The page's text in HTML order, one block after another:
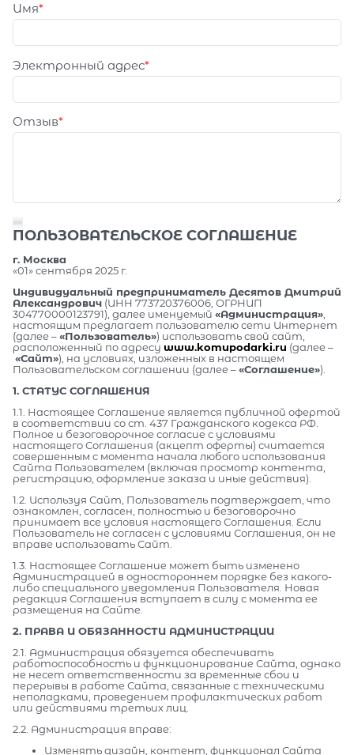
Имя
Электронный адрес
Отзыв
ПОЛЬЗОВАТЕЛЬСКОЕ СОГЛАШЕНИЕ
г. Москва
«01» сентября 2025 г.
Индивидуальный предприниматель Десятов Дмитрий
Александрович (ИНН 773720376006, ОГРНИП
304770000123791), далее именуемый «Администрация»,
настоящим предлагает пользователю сети Интернет
(далее –«Пользователь») использовать свой сайт,
расположенный по адресу www.komupodarki.ru (далее –
«Сайт»), на условиях, изложенных в настоящем
Пользовательском соглашении (далее –«Соглашение»).
1. СТАТУС СОГЛАШЕНИЯ
1.1. Настоящее Соглашение является публичной офертой
в соответствии со ст. 437 Гражданского кодекса РФ.
Полное и безоговорочное согласие с условиями
настоящего Соглашения (акцепт оферты) считается
совершенным с момента начала любого использования
Сайта Пользователем (включая просмотр контента,
регистрацию, оформление заказа и иные действия).
1.2. Используя Сайт, Пользователь подтверждает, что
ознакомлен, согласен, полностью и безоговорочно
принимает все условия настоящего Соглашения. Если
Пользователь не согласен с условиями Соглашения, он не
вправе использовать Сайт.
1.3. Настоящее Соглашение может быть изменено
Администрацией в одностороннем порядке без какого-
либо специального уведомления Пользователя. Новая
редакция Соглашения вступает в силу с момента ее
размещения на Сайте.
2. ПРАВА И ОБЯЗАННОСТИ АДМИНИСТРАЦИИ
2.1. Администрация обязуется обеспечивать
работоспособность и функционирование Сайта, однако
не несет ответственности за временные сбои и
перерывы в работе Сайта, связанные с техническими
неполадками, проведением профилактических работ
или действиями третьих лиц.
2.2. Администрация вправе:
Изменять дизайн, контент, функционал Сайта